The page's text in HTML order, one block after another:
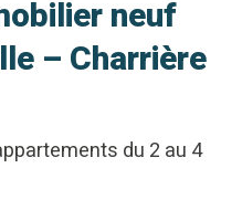
neuf
– Charrière
du 2 au 4